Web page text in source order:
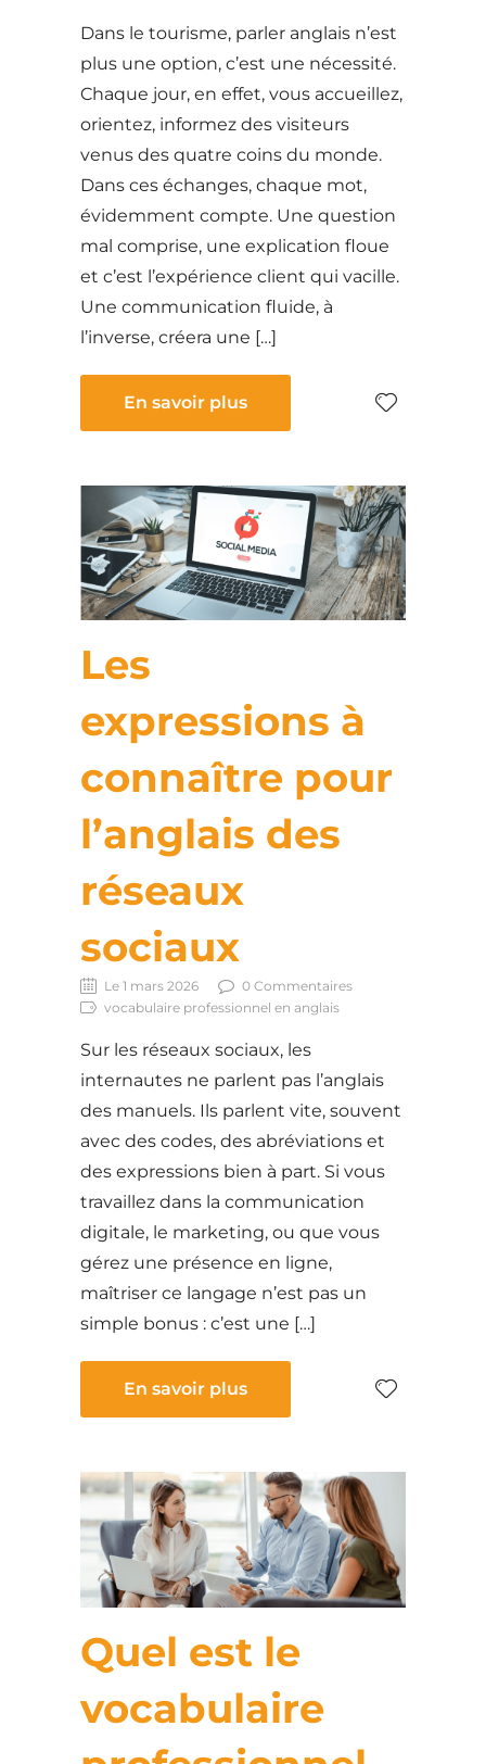
Dans le tourisme, parler anglais n’est
plus une option, c’est une nécessité.
Chaque jour, en effet, vous accueillez,
orientez, informez des visiteurs
venus des quatre coins du monde.
Dans ces échanges, chaque mot,
évidemment compte. Une question
mal comprise, une explication floue
et c’est l’expérience client qui vacille.
Une communication fluide, à
l’inverse, créera une […]
En savoir plus
Les
expressions à
connaître pour
l’anglais des
réseaux
sociaux
Le 1 mars 2026
0 Commentaires
vocabulaire professionnel en anglais
Sur les réseaux sociaux, les
internautes ne parlent pas l’anglais
des manuels. Ils parlent vite, souvent
avec des codes, des abréviations et
des expressions bien à part. Si vous
travaillez dans la communication
digitale, le marketing, ou que vous
gérez une présence en ligne,
maîtriser ce langage n’est pas un
simple bonus : c’est une […]
En savoir plus
Quel est le
vocabulaire